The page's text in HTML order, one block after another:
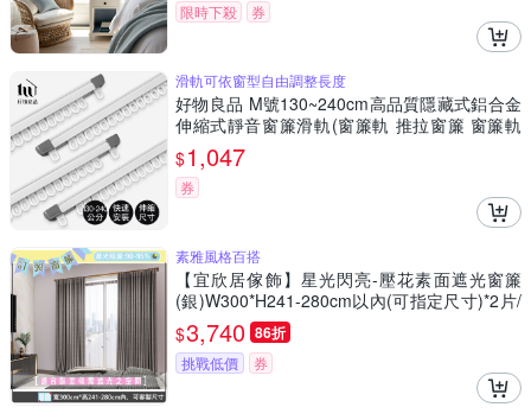
限時下殺 券
滑軌可依窗型自由調整長度
好物良品 M號130~240cm高品質隱藏式鋁合金
伸縮式靜音窗簾滑軌(窗簾軌 推拉窗簾 窗簾軌
道 遮光窗簾 窗簾)
$1,047
券
素雅風格百搭
【宜欣居傢飾】星光閃亮-壓花素面遮光窗簾
(銀)W300*H241-280cm以內(可指定尺寸)*2片/
遮光/摺景/落地/窗簾/台灣製MIT
$3,740 86折
挑戰低價 券